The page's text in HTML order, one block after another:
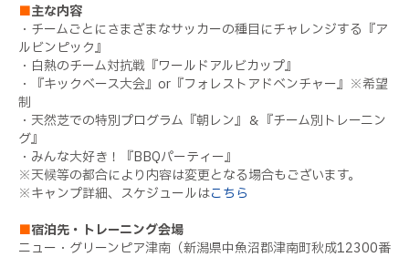
■主な内容
・チームごとにさまざまなサッカーの種目にチャレンジする『ア
ルビンピック』
・白熱のチーム対抗戦『ワールドアルビカップ』
・『キックベース大会』or『フォレストアドベンチャー』※希望
制
・天然芝での特別プログラム『朝レン』＆『チーム別トレーニン
グ』
・みんな大好き！『BBQパーティー』
※天候等の都合により内容は変更となる場合もございます。
※キャンプ詳細、スケジュールはこちら
■宿泊先・トレーニング会場
ニュー・グリーンピア津南（新潟県中魚沼郡津南町秋成12300番